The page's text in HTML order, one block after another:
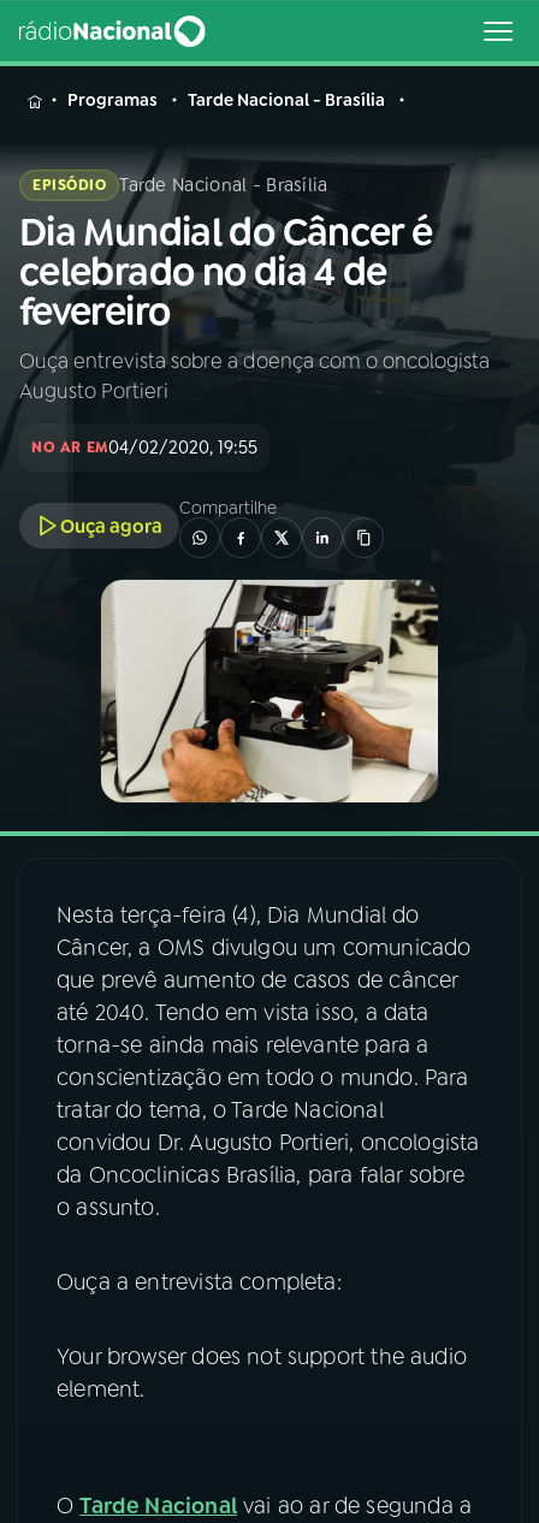
MENU
Buscar
na
Rádio
Nacional
Buscar
AO VIVO
INÍCIO
A RÁDIO
PROGRAMAÇÃO
PROGRAMAS
PODCASTS
06VIDEOCASTS
07ÚLTIMAS
08 FESTIVAL DE MÚSICA
ACOMPANHE A RÁDIO NACIONAL
YouTube Facebook
Instagram X
Programas Tarde Nacional - Brasília
EPISÓDIO Tarde Nacional - Brasília
Dia Mundial do Câncer é
celebrado no dia 4 de
fevereiro
Ouça entrevista sobre a doença com o oncologista
Augusto Portieri
NO AR EM04/02/2020, 19:55
Ouça agora
Compartilhe
Nesta terça-feira (4), Dia Mundial do
Câncer, a OMS divulgou um comunicado
que prevê aumento de casos de câncer
até 2040. Tendo em vista isso, a data
torna-se ainda mais relevante para a
conscientização em todo o mundo. Para
tratar do tema, o Tarde Nacional
convidou Dr. Augusto Portieri, oncologista
da Oncoclinicas Brasília, para falar sobre
o assunto.
Ouça a entrevista completa:
Your browser does not support the audio
element.
OTarde Nacionalvai ao ar de segunda a